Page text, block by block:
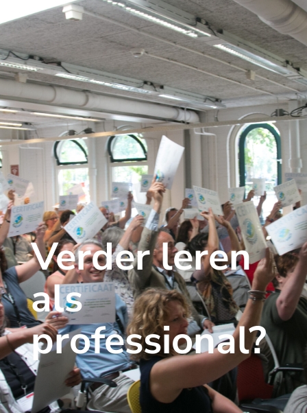
Verder leren
als
professional?